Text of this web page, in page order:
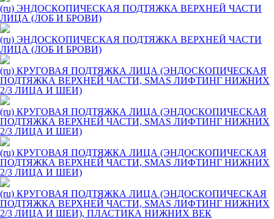
(ru) ЭНДОСКОПИЧЕСКАЯ ПОДТЯЖКА ВЕРХНЕЙ ЧАСТИ
ЛИЦА (ЛОБ И БРОВИ)
(ru) ЭНДОСКОПИЧЕСКАЯ ПОДТЯЖКА ВЕРХНЕЙ ЧАСТИ
ЛИЦА (ЛОБ И БРОВИ)
(ru) КРУГОВАЯ ПОДТЯЖКА ЛИЦА (ЭНДОСКОПИЧЕСКАЯ
ПОДТЯЖКА ВЕРХНЕЙ ЧАСТИ, SMAS ЛИФТИНГ НИЖНИХ
2/3 ЛИЦА И ШЕИ)
(ru) КРУГОВАЯ ПОДТЯЖКА ЛИЦА (ЭНДОСКОПИЧЕСКАЯ
ПОДТЯЖКА ВЕРХНЕЙ ЧАСТИ, SMAS ЛИФТИНГ НИЖНИХ
2/3 ЛИЦА И ШЕИ)
(ru) КРУГОВАЯ ПОДТЯЖКА ЛИЦА (ЭНДОСКОПИЧЕСКАЯ
ПОДТЯЖКА ВЕРХНЕЙ ЧАСТИ, SMAS ЛИФТИНГ НИЖНИХ
2/3 ЛИЦА И ШЕИ)
(ru) КРУГОВАЯ ПОДТЯЖКА ЛИЦА (ЭНДОСКОПИЧЕСКАЯ
ПОДТЯЖКА ВЕРХНЕЙ ЧАСТИ, SMAS ЛИФТИНГ НИЖНИХ
2/3 ЛИЦА И ШЕИ), ПЛАСТИКА НИЖНИХ ВЕК